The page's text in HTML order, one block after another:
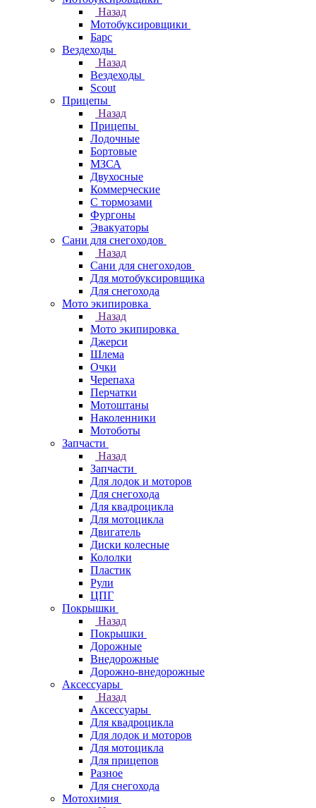
Назад
Мотобуксировщики
Барс
Вездеходы
Назад
Вездеходы
Scout
Прицепы
Назад
Прицепы
Лодочные
Бортовые
МЗСА
Двухосные
Коммерческие
С тормозами
Фургоны
Эвакуаторы
Сани для снегоходов
Назад
Сани для снегоходов
Для мотобуксировщика
Для снегохода
Мото экипировка
Назад
Мото экипировка
Джерси
Шлема
Очки
Черепаха
Перчатки
Мотоштаны
Наколенники
Мотоботы
Запчасти
Назад
Запчасти
Для лодок и моторов
Для снегохода
Для квадроцикла
Для мотоцикла
Двигатель
Диски колесные
Кололки
Пластик
Рули
ЦПГ
Покрышки
Назад
Покрышки
Дорожные
Внедорожные
Дорожно-внедорожные
Аксессуары
Назад
Аксессуары
Для квадроцикла
Для лодок и моторов
Для мотоцикла
Для прицепов
Разное
Для снегохода
Мотохимия